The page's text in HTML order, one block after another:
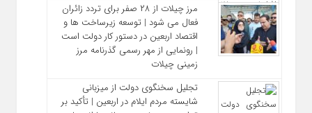
مرز چیلات از ۲۸ صفر برای تردد زائران
فعال می‌ شود | توسعه زیرساخت‌ ها و
اقتصاد اربعین در دستور کار دولت است
| رونمایی از مهر رسمی گذرنامه مرز
زمینی چیلات
تجلیل سخنگوی دولت از میزبانی
شایسته مردم ایلام در اربعین | تأکید بر